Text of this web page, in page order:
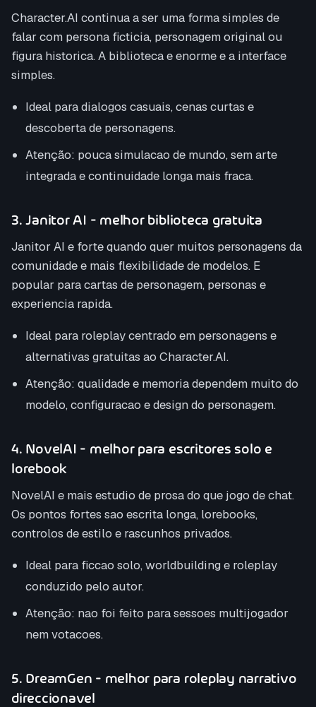
Character.AI continua a ser uma forma simples de
falar com persona ficticia, personagem original ou
figura historica. A biblioteca e enorme e a interface
simples.
Ideal para dialogos casuais, cenas curtas e
descoberta de personagens.
Atenção: pouca simulacao de mundo, sem arte
integrada e continuidade longa mais fraca.
3. Janitor AI - melhor biblioteca gratuita
Janitor AI e forte quando quer muitos personagens da
comunidade e mais flexibilidade de modelos. E
popular para cartas de personagem, personas e
experiencia rapida.
Ideal para roleplay centrado em personagens e
alternativas gratuitas ao Character.AI.
Atenção: qualidade e memoria dependem muito do
modelo, configuracao e design do personagem.
4. NovelAI - melhor para escritores solo e
lorebook
NovelAI e mais estudio de prosa do que jogo de chat.
Os pontos fortes sao escrita longa, lorebooks,
controlos de estilo e rascunhos privados.
Ideal para ficcao solo, worldbuilding e roleplay
conduzido pelo autor.
Atenção: nao foi feito para sessoes multijogador
nem votacoes.
5. DreamGen - melhor para roleplay narrativo
direccionavel